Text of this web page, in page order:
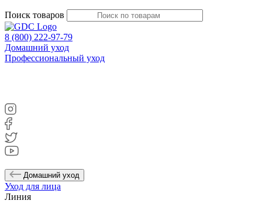
Поиск товаров
8 (800) 222-97-79
Домашний уход
Профессиональный уход
Домашний уход
Уход для лица
Линия